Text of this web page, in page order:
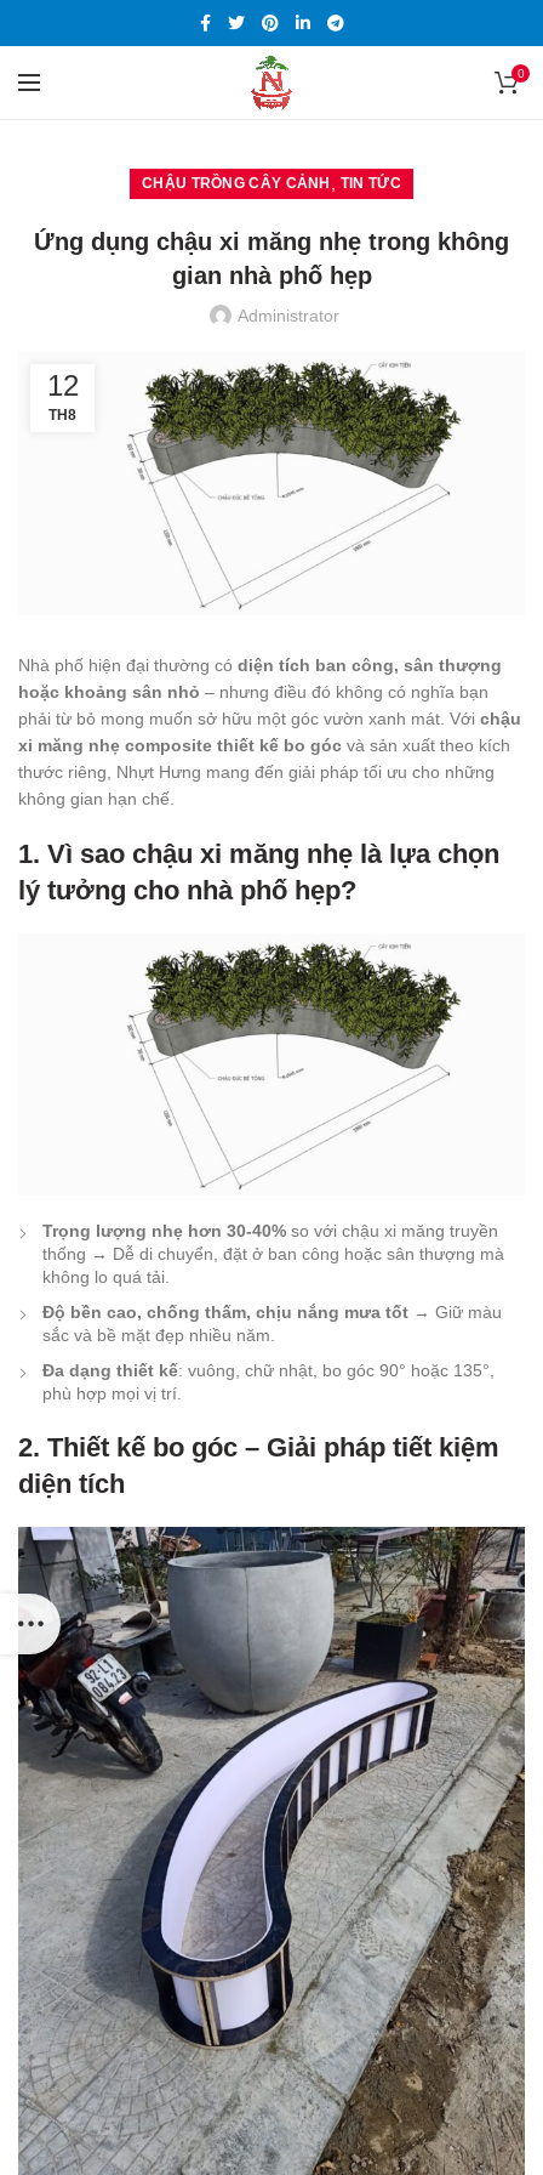
0
CHẬU TRỒNG CÂY CẢNH TIN TỨC
Ứng dụng chậu xi măng nhẹ trong không
gian nhà phố hẹp
Administrator
12
TH8
Nhà phố hiện đại thường có diện tích ban công, sân thượng
hoặc khoảng sân nhỏ – nhưng điều đó không có nghĩa bạn
phải từ bỏ mong muốn sở hữu một góc vườn xanh mát. Với chậu
xi măng nhẹ composite thiết kế bo góc và sản xuất theo kích
thước riêng, Nhựt Hưng mang đến giải pháp tối ưu cho những
không gian hạn chế.
1. Vì sao chậu xi măng nhẹ là lựa chọn
lý tưởng cho nhà phố hẹp?
Trọng lượng nhẹ hơn 30-40% so với chậu xi măng truyền
thống → Dễ di chuyển, đặt ở ban công hoặc sân thượng mà
không lo quá tải.
Độ bền cao, chống thấm, chịu nắng mưa tốt → Giữ màu
sắc và bề mặt đẹp nhiều năm.
Đa dạng thiết kế: vuông, chữ nhật, bo góc 90° hoặc 135°,
phù hợp mọi vị trí.
2. Thiết kế bo góc – Giải pháp tiết kiệm
diện tích